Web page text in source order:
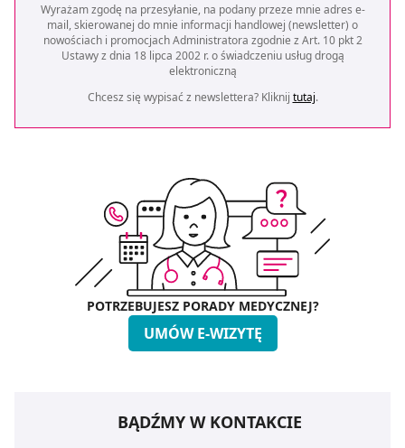
Wyrażam zgodę na przesyłanie, na podany przeze mnie adres e-
mail, skierowanej do mnie informacji handlowej (newsletter) o
nowościach i promocjach Administratora zgodnie z Art. 10 pkt 2
Ustawy z dnia 18 lipca 2002 r. o świadczeniu usług drogą
elektroniczną
Chcesz się wypisać z newslettera? Kliknij tutaj.
POTRZEBUJESZ PORADY MEDYCZNEJ?
UMÓW E-WIZYTĘ
BĄDŹMY W KONTAKCIE